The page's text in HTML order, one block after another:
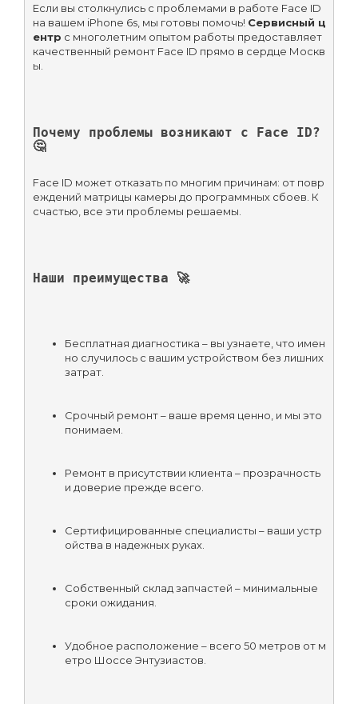
Если вы столкнулись с проблемами в работе Face ID
на вашем iPhone 6s, мы готовы помочь! Сервисный ц
ентр с многолетним опытом работы предоставляет
качественный ремонт Face ID прямо в сердце Москв
ы.
Почему проблемы возникают с Face ID?
🤔
Face ID может отказать по многим причинам: от повр
еждений матрицы камеры до программных сбоев. К
счастью, все эти проблемы решаемы.
Наши преимущества 🚀
Бесплатная диагностика – вы узнаете, что имен
но случилось с вашим устройством без лишних
затрат.
Срочный ремонт – ваше время ценно, и мы это
понимаем.
Ремонт в присутствии клиента – прозрачность
и доверие прежде всего.
Сертифицированные специалисты – ваши устр
ойства в надежных руках.
Собственный склад запчастей – минимальные
сроки ожидания.
Удобное расположение – всего 50 метров от м
етро Шоссе Энтузиастов.